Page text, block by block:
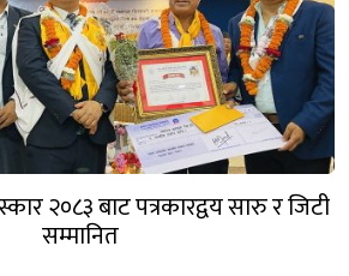
२०८३ बाट पत्रकारद्वय सारु र जिटी
सम्मानित